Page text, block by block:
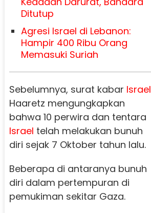
Ditutup
Agresi Israel di Lebanon:
Hampir 400 Ribu Orang
Memasuki Suriah
Sebelumnya, surat kabar Israel
Haaretz mengungkapkan
bahwa 10 perwira dan tentara
Israel telah melakukan bunuh
diri sejak 7 Oktober tahun lalu.
Beberapa di antaranya bunuh
diri dalam pertempuran di
pemukiman sekitar Gaza.